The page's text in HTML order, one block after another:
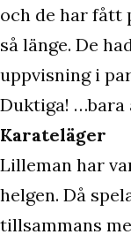
och de har fått
så länge. De
uppvisning i
Duktiga! …bara
Karateläger
Lilleman har
helgen. Då
tillsammans